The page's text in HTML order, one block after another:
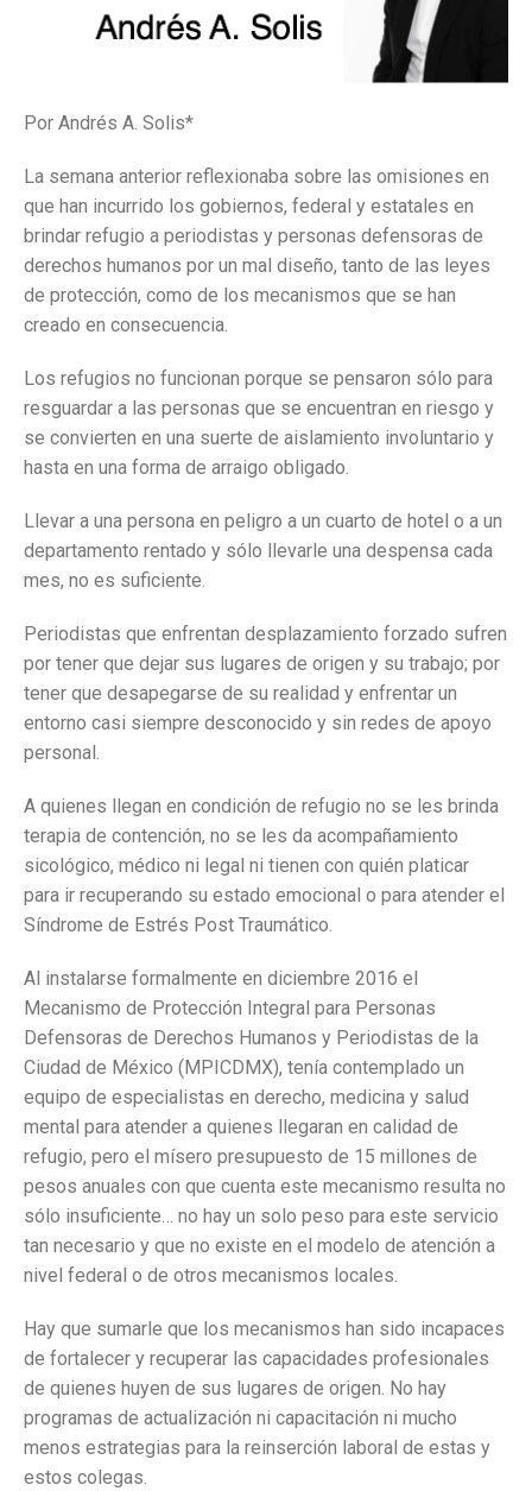
Por Andrés A. Solis*
La semana anterior reflexionaba sobre las omisiones en
que han incurrido los gobiernos, federal y estatales en
brindar refugio a periodistas y personas defensoras de
derechos humanos por un mal diseño, tanto de las leyes
de protección, como de los mecanismos que se han
creado en consecuencia.
Los refugios no funcionan porque se pensaron sólo para
resguardar a las personas que se encuentran en riesgo y
se convierten en una suerte de aislamiento involuntario y
hasta en una forma de arraigo obligado.
Llevar a una persona en peligro a un cuarto de hotel o a un
departamento rentado y sólo llevarle una despensa cada
mes, no es suficiente.
Periodistas que enfrentan desplazamiento forzado sufren
por tener que dejar sus lugares de origen y su trabajo; por
tener que desapegarse de su realidad y enfrentar un
entorno casi siempre desconocido y sin redes de apoyo
personal.
A quienes llegan en condición de refugio no se les brinda
terapia de contención, no se les da acompañamiento
sicológico, médico ni legal ni tienen con quién platicar
para ir recuperando su estado emocional o para atender el
Síndrome de Estrés Post Traumático.
Al instalarse formalmente en diciembre 2016 el
Mecanismo de Protección Integral para Personas
Defensoras de Derechos Humanos y Periodistas de la
Ciudad de México (MPICDMX), tenía contemplado un
equipo de especialistas en derecho, medicina y salud
mental para atender a quienes llegaran en calidad de
refugio, pero el mísero presupuesto de 15 millones de
pesos anuales con que cuenta este mecanismo resulta no
sólo insuficiente… no hay un solo peso para este servicio
tan necesario y que no existe en el modelo de atención a
nivel federal o de otros mecanismos locales.
Hay que sumarle que los mecanismos han sido incapaces
de fortalecer y recuperar las capacidades profesionales
de quienes huyen de sus lugares de origen. No hay
programas de actualización ni capacitación ni mucho
menos estrategias para la reinserción laboral de estas y
estos colegas.